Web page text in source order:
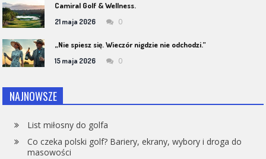
Camiral Golf & Wellness.
21 maja 2026 0
„Nie spiesz się. Wieczór nigdzie nie odchodzi.”
15 maja 2026 0
NAJNOWSZE
List miłosny do golfa
Co czeka polski golf? Bariery, ekrany, wybory i droga do
masowości